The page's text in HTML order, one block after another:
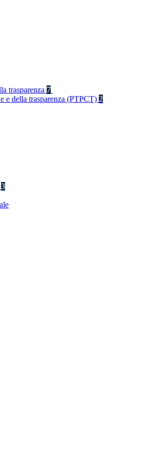
trasparenza 7
e della trasparenza (PTPCT) 2
3